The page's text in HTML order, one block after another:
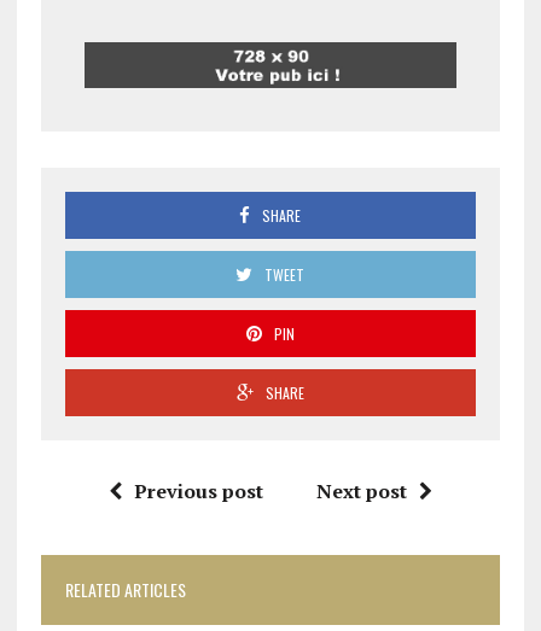
SHARE
TWEET
PIN
SHARE
Previous post Next post
RELATED ARTICLES